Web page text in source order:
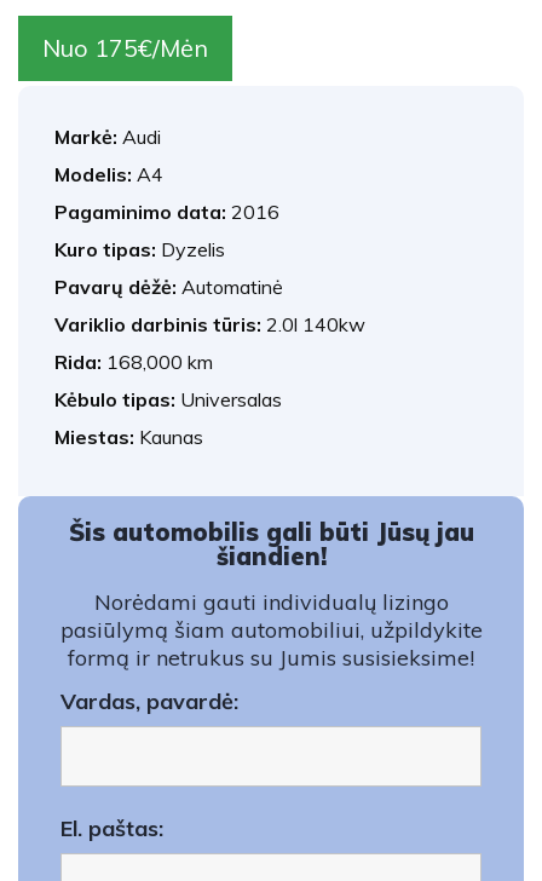
Nuo 175€/Mėn
Markė: Audi
Modelis: A4
Pagaminimo data: 2016
Kuro tipas: Dyzelis
Pavarų dėžė: Automatinė
Variklio darbinis tūris: 2.0l 140kw
Rida: 168,000 km
Kėbulo tipas: Universalas
Miestas: Kaunas
Šis automobilis gali būti Jūsų jau
šiandien!
Norėdami gauti individualų lizingo
pasiūlymą šiam automobiliui, užpildykite
formą ir netrukus su Jumis susisieksime!
Vardas, pavardė:
El. paštas: